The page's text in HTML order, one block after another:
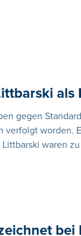
als
gegen
verfolgt worden.
waren